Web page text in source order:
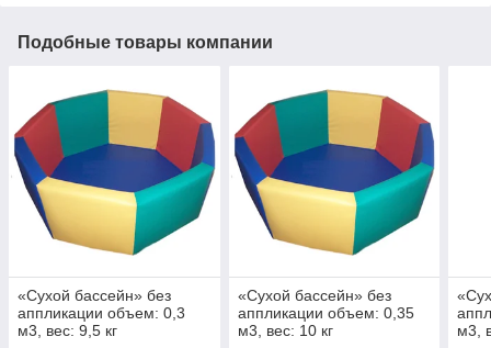
Подобные товары компании
«Сухой бассейн» без
аппликации объем: 0,3
м3, вес: 9,5 кг
«Сухой бассейн» без
аппликации объем: 0,35
м3, вес: 10 кг
м3,